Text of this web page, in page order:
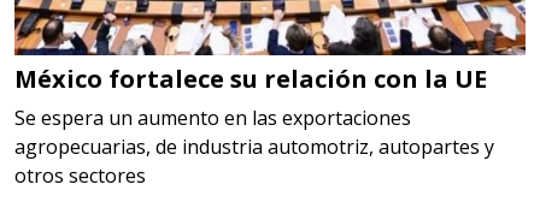
Especificaciones:
cualquiera
Aplicar al Requerimiento
Empresa en Querétaro
México fortalece su relación con la UE
Se espera un aumento en las exportaciones
agropecuarias, de industria automotriz, autopartes y
otros sectores